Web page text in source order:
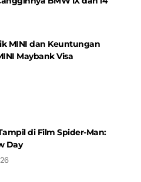
MINI dan Keuntungan
Maybank Visa
di Film Spider-Man:
Day